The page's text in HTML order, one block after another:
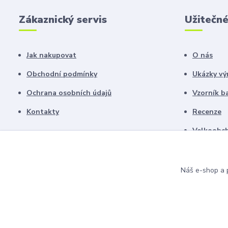
Zákaznický servis
Jak nakupovat
Obchodní podmínky
Ochrana osobních údajů
Kontakty
O nás
Ukázky
Vzorník
Recenze
Náš e-shop a